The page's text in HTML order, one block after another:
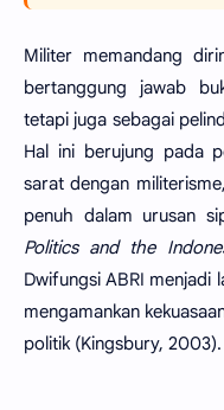
Militer memandang
bertanggung jawab
tetapi juga sebagai
Hal ini berujung pada
sarat dengan
penuh dalam urusan
Politics and the
Dwifungsi ABRI menjadi
mengamankan
politik (Kingsbury, 2003).